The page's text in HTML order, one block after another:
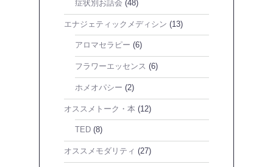
症状別お話会 (48)
エナジェティックメディシン (13)
アロマセラピー (6)
フラワーエッセンス (6)
ホメオパシー (2)
オススメトーク・本 (12)
TED (8)
オススメモダリティ (27)